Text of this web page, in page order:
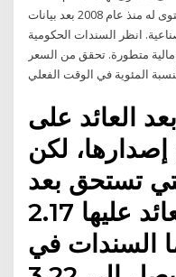
وسجل العائد على سنتين أعلى مستوى له منذ عام 2008 بعد بيانات
انظر السندات الحكومية
منصة مالية متطورة. تحقق من السعر
العائد على
إصدارها، لكن
تستحق بعد
10 سنوات يبلغ العائد عليها 2.17
السندات في